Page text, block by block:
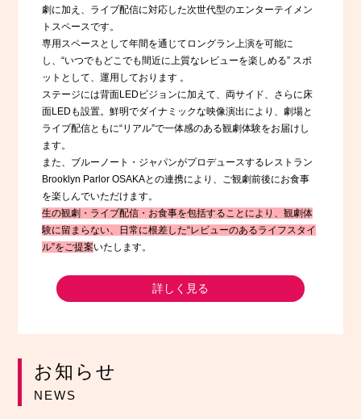
劇に加え、ライブ配信に対応した次世代型のエンターテイメン
トスペースです。
専用スペースとして年間を通じてロングラン上演を可能に
し、“いつでもどこでも間近に上質なレビューを楽しめる” スポ
ットとして、運用しております 。
ステージには背面LEDビジョンに加えて、両サイド、さらに床
面LEDも設置。鮮明でダイナミックな映像演出により、劇場と
ライブ配信ともに“リアル”で一体感のある観劇体験をお届けし
ます。
また、ブルーノート・ジャパンがプロデュースするレストラン
Brooklyn Parlor OSAKAとの連携により、ご観劇前後にお食事
を楽しんでいただけます。
生の観劇・ライブ配信・お食事を包括することにより、観劇体
験に留まらない、日常に根差した“レビューのあるライフスタイ
ル”をご提案いたします。
詳しく見る
お知らせ
NEWS